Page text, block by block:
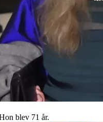
blev 71 år.